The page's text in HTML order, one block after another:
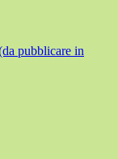
pubblicare in